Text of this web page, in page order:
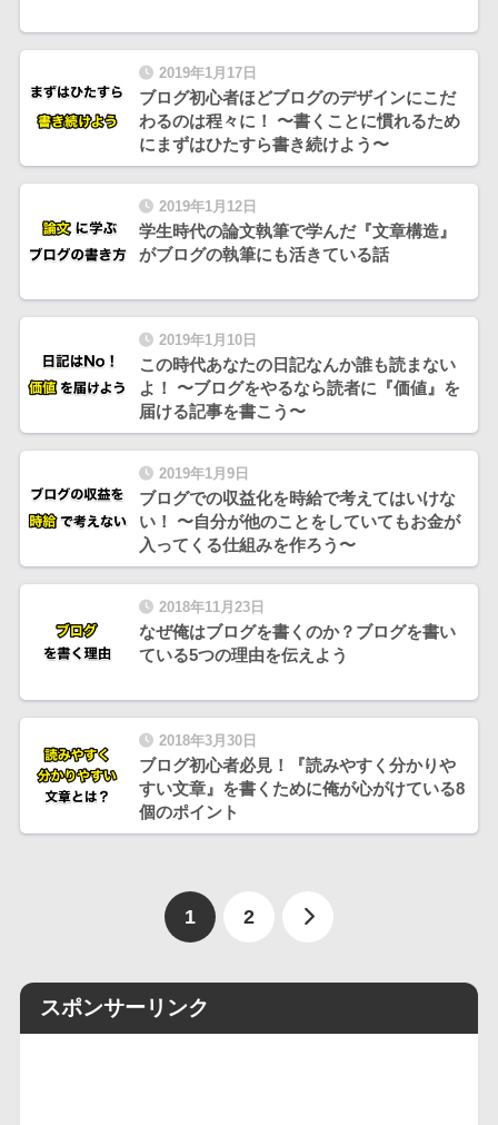
2019年1月17日
ブログ初心者ほどブログのデザインにこだ
わるのは程々に！ 〜書くことに慣れるため
にまずはひたすら書き続けよう〜
2019年1月12日
学生時代の論文執筆で学んだ『文章構造』
がブログの執筆にも活きている話
2019年1月10日
この時代あなたの日記なんか誰も読まない
よ！ 〜ブログをやるなら読者に『価値』を
届ける記事を書こう〜
2019年1月9日
ブログでの収益化を時給で考えてはいけな
い！ 〜自分が他のことをしていてもお金が
入ってくる仕組みを作ろう〜
2018年11月23日
なぜ俺はブログを書くのか？ブログを書い
ている5つの理由を伝えよう
2018年3月30日
ブログ初心者必見！『読みやすく分かりや
すい文章』を書くために俺が心がけている8
個のポイント
1 2
スポンサーリンク